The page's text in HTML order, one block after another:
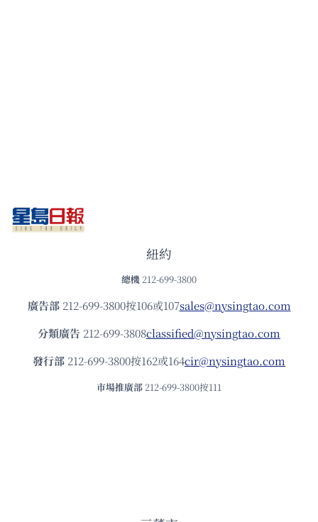
紐約
總機 212-699-3800
廣告部212-699-3800按106或107sales@nysingtao.com
分類廣告 212-699-3808classified@nysingtao.com
發⾏部 212-699-3800按162或164cir@nysingtao.com
市場推廣部 212-699-3800按111